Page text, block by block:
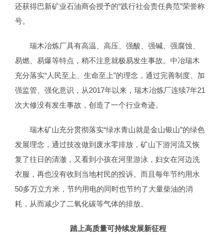
还获得巴新矿业石油商会授予的“践行社会责任典范”荣誉称
号。
瑞木冶炼厂具有高温、高压、强酸、强碱、强腐蚀、
易燃、易爆等特点，稍不注意就极易发生事故。中冶瑞木
充分落实“人民至上、生命至上”的理念，通过完善制度、加
强监管、强化意识，从2017年以来，瑞木冶炼厂连续7年21
次大修没有发生事故，创造了一个行业奇迹。
瑞木矿山充分贯彻落实“绿水青山就是金山银山”的绿色
发展理念，通过技改做到废水零排放，矿山下游河流又恢
复了往日的清澈，又看到小孩在河里游泳，妇女在河边洗
衣服，再也没有收到当地村民的投诉。而且每年节约用水
50多万立方米，节约用电的同时也节约了大量柴油的消
耗，从而减少了二氧化碳等气体的排放。
踏上高质量可持续发展新征程